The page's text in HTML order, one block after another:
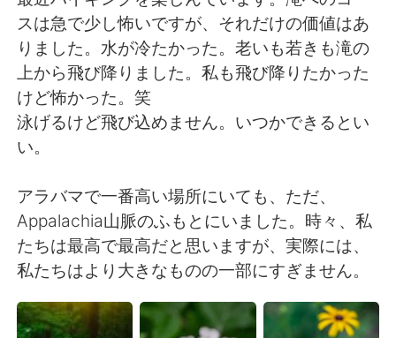
スは急で少し怖いですが、それだけの価値はあ
りました。水が冷たかった。老いも若きも滝の
上から飛び降りました。私も飛び降りたかった
けど怖かった。笑
泳げるけど飛び込めません。いつかできるとい
い。
アラバマで一番高い場所にいても、ただ、
Appalachia山脈のふもとにいました。時々、私
たちは最高で最高だと思いますが、実際には、
私たちはより大きなものの一部にすぎません。